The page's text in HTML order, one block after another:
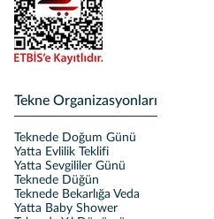
Tekne Organizasyonları
Teknede Doğum Günü
Yatta Evlilik Teklifi
Yatta Sevgililer Günü
Teknede Düğün
Teknede Bekarlığa Veda
Yatta Baby Shower